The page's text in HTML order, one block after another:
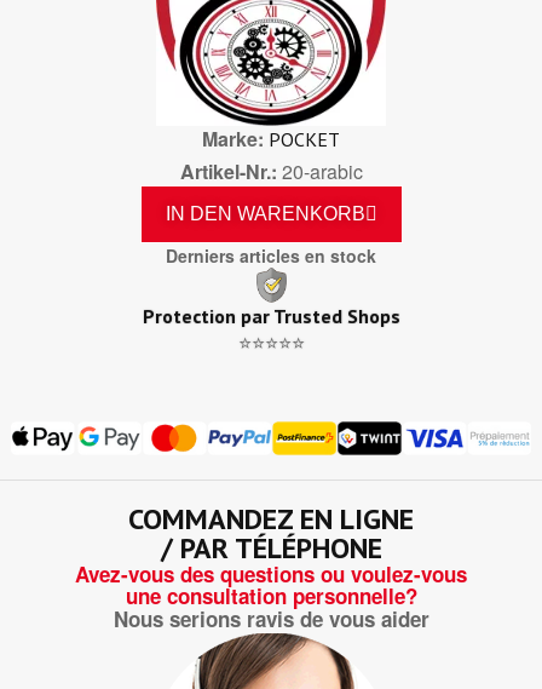
Marke POCKET
Artikel-Nr. 20-arabic
IN DEN WARENKORB
Derniers articles en stock
Protection par Trusted Shops
⭐⭐⭐⭐⭐
COMMANDEZ EN LIGNE
/ PAR TÉLÉPHONE
Avez-vous des questions ou voulez-vous
une consultation personnelle?
Nous serions ravis de vous aider